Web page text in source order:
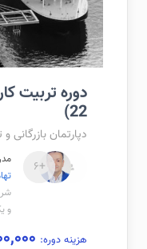
دوره تربیت
22)
دپارتمان بازرگانی
+۶
و
هزینه دوره: